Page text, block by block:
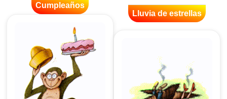
Cumpleaños
Lluvia de estrellas